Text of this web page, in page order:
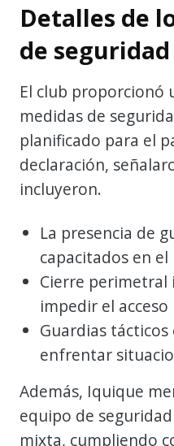
Detalles de
de seguridad
El club proporcionó
medidas de
planificado para el
declaración,
incluyeron.
La presencia de
capacitados en
Cierre
impedir el
Guardias
enfrentar
Además, Iquique
equipo de
mixta, cumpliendo